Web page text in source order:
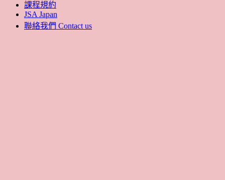
課程規約
JSA Japan
聯絡我們 Contact us